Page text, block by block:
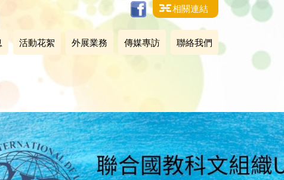
相關連結
活動花絮 外展業務 傳媒專訪 聯絡我們